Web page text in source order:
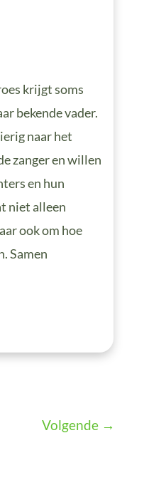
krijgt soms
bekende vader.
naar het
zanger en willen
en hun
niet alleen
ook om hoe
Samen
Volgende →